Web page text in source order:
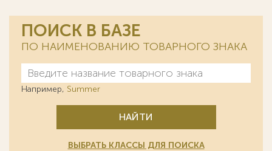
ПОИСК В БАЗЕ
ПО НАИМЕНОВАНИЮ ТОВАРНОГО ЗНАКА
Например, Summer
НАЙТИ
ВЫБРАТЬ КЛАССЫ ДЛЯ ПОИСКА